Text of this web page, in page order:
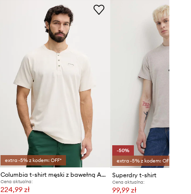
Model ze zdjęcia ma 186 cm
wzrostu i ma na sobie rozmiar M.
Rozmiarówka standardowa
Zalecamy wybór rozmiaru, jaki nosisz
Tabela rozmiarów
extra -5% z kodem: OFF*
Columbia t-shirt męski z bawełną Acker Rock
Cena aktualna:
224,99 zł
-50%
extra -5% z kodem: OFF*
Superdry t-shirt
Cena aktualna:
99,99 zł